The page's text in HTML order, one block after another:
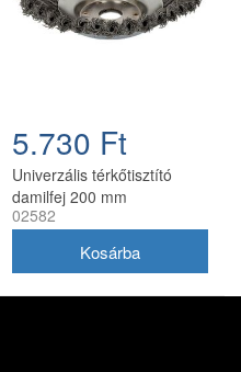
5.730 Ft
Univerzális térkőtisztító
damilfej 200 mm
utángyártott, 25 mm belső
02582